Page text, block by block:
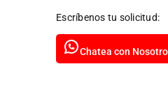
Escríbenos tu solicitud:
Chatea con